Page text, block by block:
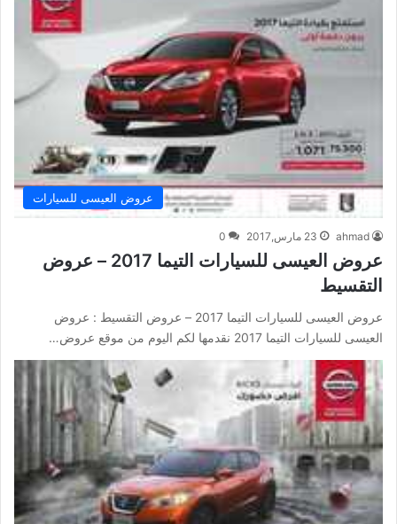
عروض العيسى للسيارات
ahmad 23 مارس,2017 0
عروض العيسى للسيارات التيما 2017 – عروض
التقسيط
عروض العيسى للسيارات التيما 2017 – عروض التقسيط : عروض
العيسى للسيارات التيما 2017 نقدمها لكم اليوم من موقع عروض…